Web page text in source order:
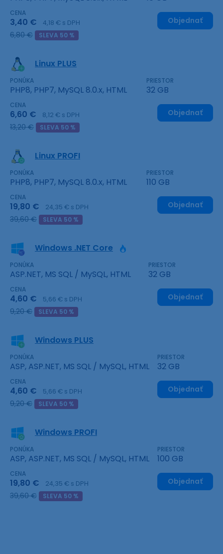
CENA
3,40 € 4,18 € s DPH
6,80 € SLEVA 50 %
Objednať
Linux PLUS
PONÚKA
PHP8, PHP7, MySQL 8.0.x, HTML
PRIESTOR
32 GB
CENA
6,60 € 8,12 € s DPH
13,20 € SLEVA 50 %
Objednať
Linux PROFI
PONÚKA
PHP8, PHP7, MySQL 8.0.x, HTML
PRIESTOR
110 GB
CENA
19,80 € 24,35 € s DPH
39,60 € SLEVA 50 %
Objednať
Windows .NET Core
PONÚKA
ASP.NET, MS SQL / MySQL, HTML
PRIESTOR
32 GB
CENA
4,60 € 5,66 € s DPH
9,20 € SLEVA 50 %
Objednať
Windows PLUS
PONÚKA
ASP, ASP.NET, MS SQL / MySQL, HTML
PRIESTOR
32 GB
CENA
4,60 € 5,66 € s DPH
9,20 € SLEVA 50 %
Objednať
Windows PROFI
PONÚKA
ASP, ASP.NET, MS SQL / MySQL, HTML
PRIESTOR
100 GB
CENA
19,80 € 24,35 € s DPH
39,60 € SLEVA 50 %
Objednať